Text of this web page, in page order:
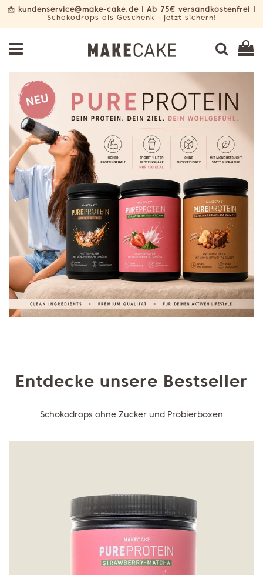
📩
kundenservice@make-cake.de I Ab 75€ versandkostenfrei I
Schokodrops als Geschenk - jetzt sichern!
Entdecke unsere Bestseller
Schokodrops ohne Zucker und Probierboxen